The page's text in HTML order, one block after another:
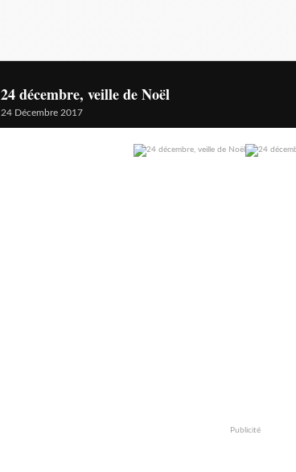
24 décembre, veille de Noël
24 Décembre 2017
Publicité